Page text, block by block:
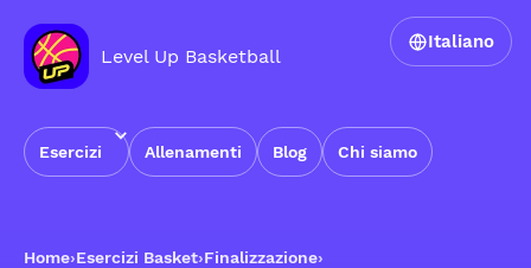
Level Up Basketball
Esercizi Allenamenti Blog Chi siamo
Italiano
Home›Esercizi Basket›Finalizzazione›